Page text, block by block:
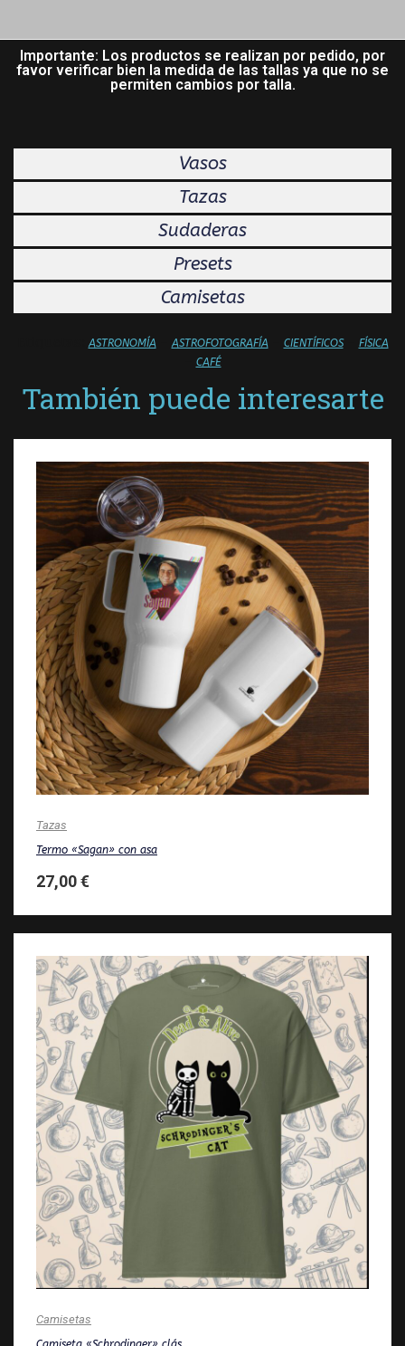
Importante: Los productos se realizan por pedido, por
favor verificar bien la medida de las tallas ya que no se
permiten cambios por talla.
Vasos
Tazas
Sudaderas
Presets
Camisetas
ASTRONOMÍA ASTROFOTOGRAFÍA CIENTÍFICOS– FÍSICA
CAFÉ
También puede interesarte
Tazas
Termo «Sagan» con asa
27,00€
Camisetas